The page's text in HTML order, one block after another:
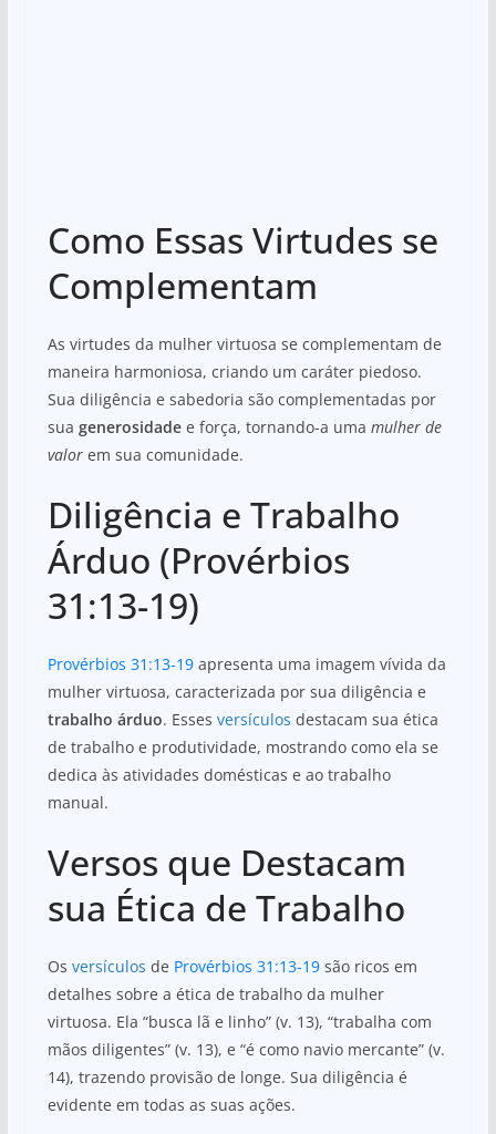
Como Essas Virtudes se
Complementam
As virtudes da mulher virtuosa se complementam de
maneira harmoniosa, criando um caráter piedoso.
Sua diligência e sabedoria são complementadas por
sua generosidadee força, tornando-a uma mulher de
valorem sua comunidade.
Diligência e Trabalho
Árduo (Provérbios
31:13-19)
Provérbios 31:13-19apresenta uma imagem vívida da
mulher virtuosa, caracterizada por sua diligência e
trabalho árduo. Esses versículos destacam sua ética
de trabalho e produtividade, mostrando como ela se
dedica às atividades domésticas e ao trabalho
manual.
Versos que Destacam
sua Ética de Trabalho
Os versículos de Provérbios 31:13-19são ricos em
detalhes sobre a ética de trabalho da mulher
virtuosa. Ela “busca lã e linho” (v. 13), “trabalha com
mãos diligentes” (v. 13), e “é como navio mercante” (v.
14), trazendo provisão de longe. Sua diligência é
evidente em todas as suas ações.